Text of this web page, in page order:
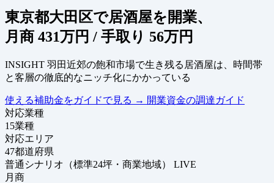
東京都大田区で居酒屋を開業、
月商 431万円 / 手取り 56万円
INSIGHT 羽田近郊の飽和市場で生き残る居酒屋は、時間帯
と客層の徹底的なニッチ化にかかっている
使える補助金をガイドで見る → 開業資金の調達ガイド
対応業種
15業種
対応エリア
47都道府県
普通シナリオ（標準24坪・商業地域）
LIVE
月商